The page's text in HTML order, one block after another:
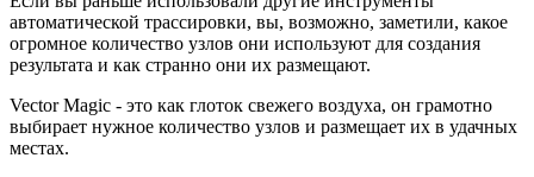
автоматической трассировки, вы, возможно, заметили, какое
огромное количество узлов они используют для создания
результата и как странно они их размещают.
Vector Magic - это как глоток свежего воздуха, он грамотно
выбирает нужное количество узлов и размещает их в удачных
местах.